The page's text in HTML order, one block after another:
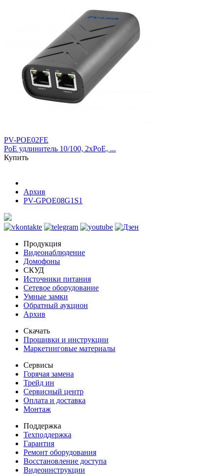
PV-POE02FE
PoE удлинитель 10/100, 2xPoE, ...
Купить
Архив
PV-GPOE08G1S1
Продукция
Видеонаблюдение
Домофоны
СКУД
Источники питания
Сетевое оборудование
Умные замки
Обратный аукцион
Архив
Скачать
Прошивки и инструкции
Маркетинговые материалы
Сервисы
Горячая замена
Трейд ин
Сервисный центр
Оплата и доставка
Монтаж
Поддержка
Техподдержка
Гарантия
Ремонт оборудования
Восстановление доступа
Видеоинструкции